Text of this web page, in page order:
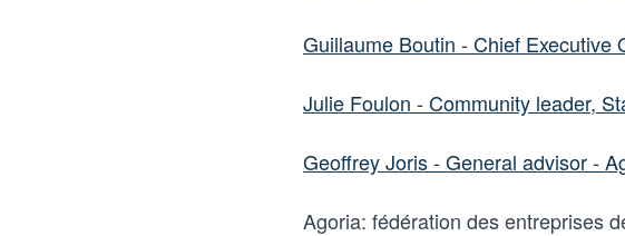
Guillaume Boutin - Chief Executive
Julie Foulon - Community leader,
Geoffrey Joris - General advisor -
Agoria: fédération des entreprises